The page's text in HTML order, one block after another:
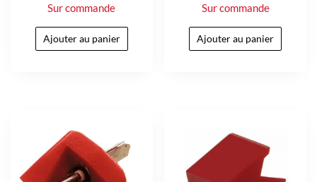
Sur commande
Ajouter au panier
Sur commande
Ajouter au panier